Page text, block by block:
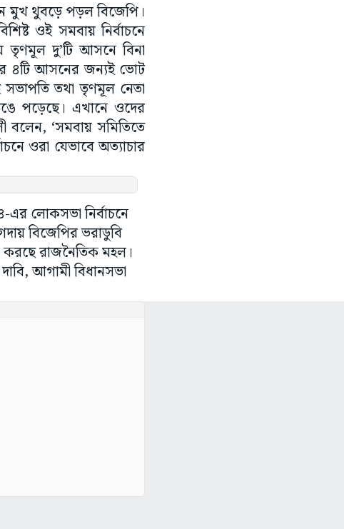
মুখ থুবড়ে পড়ল বিজেপি।
ওই সমবায় নির্বাচনে
তৃণমূল দু’টি আসনে বিনা
৪টি আসনের জন্যই ভোট
তথা তৃণমূল নেতা
পড়েছে। এখানে ওদের
বলেন, ‘সমবায় সমিতিতে
ওরা যেভাবে অত্যাচার
এর লোকসভা নির্বাচনে
বিজেপির ভরাডুবি
রাজনৈতিক মহল।
আগামী বিধানসভা